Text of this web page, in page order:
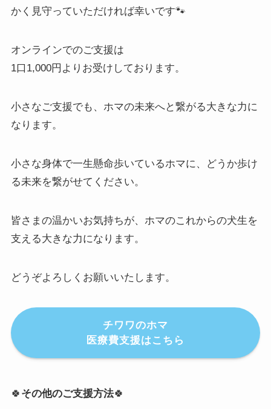
かく見守っていただければ幸いです🐾
オンラインでのご支援は
1口1,000円よりお受けしております。
小さなご支援でも、ホマの未来へと繋がる大きな力に
なります。
小さな身体で一生懸命歩いているホマに、どうか歩け
る未来を繋がせてください。
皆さまの温かいお気持ちが、ホマのこれからの犬生を
支える大きな力になります。
どうぞよろしくお願いいたします。
チワワのホマ
医療費支援はこちら
🍀 その他のご支援方法🍀